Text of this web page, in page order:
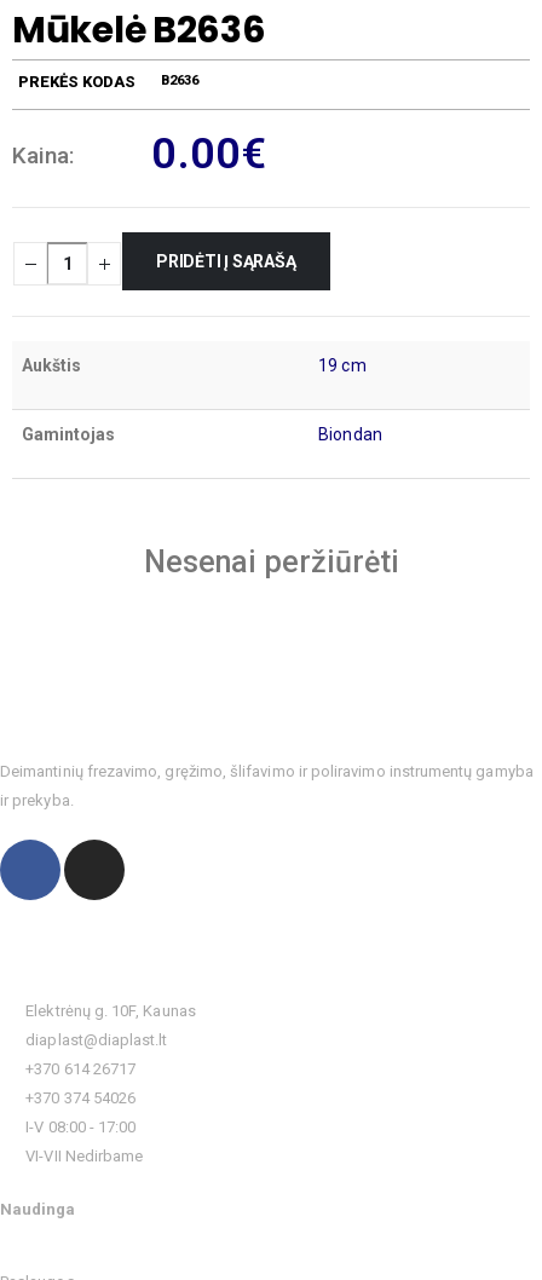
Mūkelė B2636
PREKĖS KODAS B2636
Kaina: 0.00€
PRIDĖTI Į SĄRAŠĄ
Aukštis 19 cm
Gamintojas Biondan
Nesenai peržiūrėti
Deimantinių frezavimo, gręžimo, šlifavimo ir poliravimo instrumentų gamyba
ir prekyba.
Elektrėnų g. 10F, Kaunas
diaplast@diaplast.lt
+370 614 26717
+370 374 54026
I-V 08:00 - 17:00
VI-VII Nedirbame
Naudinga